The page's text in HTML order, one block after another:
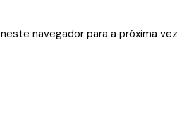
navegador para a próxima vez